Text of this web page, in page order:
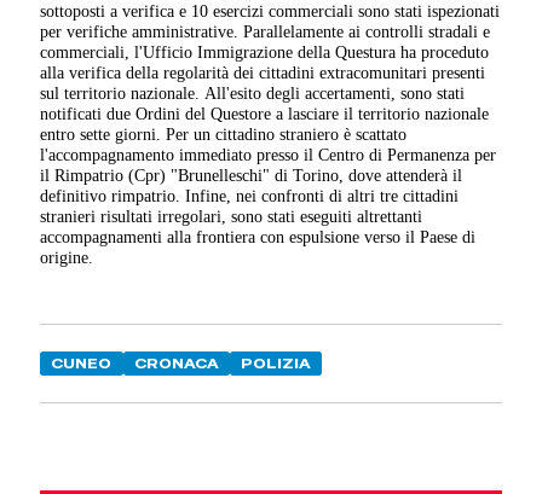
sottoposti a verifica e 10 esercizi commerciali sono statiispezionati
per verifiche amministrative .Parallelamente ai controlli stradali e
commerciali, l'Ufficio Immigrazione della Questura ha proceduto
alla verifica della regolarità dei cittadini extracomunitari presenti
sul territorio nazionale All'esito degli accertamenti, sono stati
notificati due Ordini del Questore a lasciare il territorio nazionale
entro sette giorni .Per un cittadino straniero è scattato
l'accompagnamento immediato presso il Centro di Permanenza per
il Rimpatrio (Cpr) "Brunelleschi" di Torino, dove attenderà il
definitivo rimpatrio .Infine, nei confronti di altri tre cittadini
stranieri risultati irregolari, sono stati eseguiti altrettanti
accompagnamenti alla frontiera con espulsione verso il Paese di
origine.
CUNEO CRONACA POLIZIA